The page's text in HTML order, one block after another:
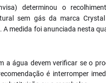
determinou o
sem gás da marca
medida foi anunciada nesta
a água devem verificar se o
é interromper